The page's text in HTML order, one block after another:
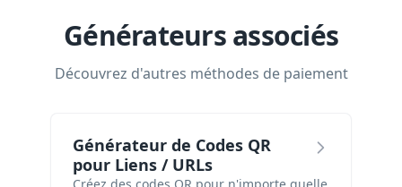
Générateurs associés
Découvrez d'autres méthodes de paiement
Générateur de Codes QR
pour Liens / URLs